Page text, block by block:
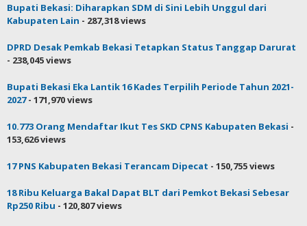
Bupati Bekasi: Diharapkan SDM di Sini Lebih Unggul dari
Kabupaten Lain - 287,318 views
DPRD Desak Pemkab Bekasi Tetapkan Status Tanggap Darurat
- 238,045 views
Bupati Bekasi Eka Lantik 16 Kades Terpilih Periode Tahun 2021-
2027- 171,970 views
10.773 Orang Mendaftar Ikut Tes SKD CPNS Kabupaten Bekasi -
153,626 views
17 PNS Kabupaten Bekasi Terancam Dipecat - 150,755 views
18 Ribu Keluarga Bakal Dapat BLT dari Pemkot Bekasi Sebesar
Rp250 Ribu - 120,807 views